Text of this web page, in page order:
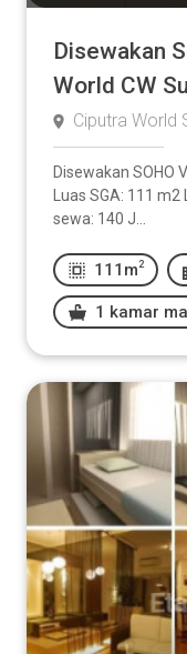
Disewakan
World CW
Ciputra World
Disewakan SOHO
Luas SGA: 111
sewa: 140 J...
111m 2
1 kamar